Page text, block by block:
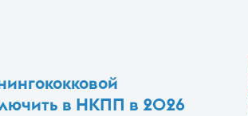
в НКПП в 2026